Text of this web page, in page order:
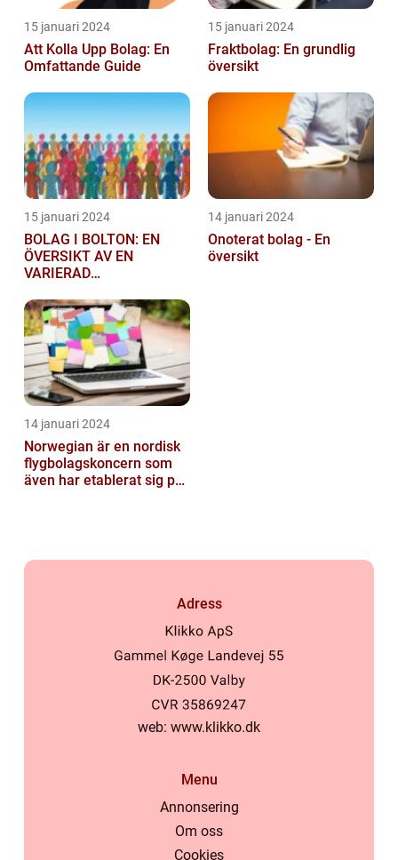
15 januari 2024
Att Kolla Upp Bolag: En
Omfattande Guide
15 januari 2024
Fraktbolag: En grundlig
översikt
15 januari 2024
BOLAG I BOLTON: EN
ÖVERSIKT AV EN
VARIERAD
14 januari 2024
Onoterat bolag - En
översikt
14 januari 2024
Norwegian är en nordisk
flygbolagskoncern som
även har etablerat sig på
Adress
web: www.klikko.dk
Menu
Annonsering
Om oss
Cookies